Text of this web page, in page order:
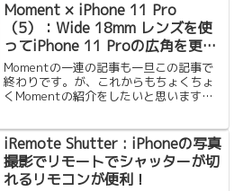
きました。 最初はネジで挟むタイプ。
● iPho...
Moment × iPhone 11 Pro
（5）：Wide 18mm レンズを使
ってiPhone 11 Proの広角を更に
広角で撮影
Momentの一連の記事も一旦この記事で
終わりです。が、これからもちょくちょ
くMomentの紹介をしたいと思います。
ありますが、なぜ買ったかというと、...
iRemote Shutter : iPhoneの写真
撮影でリモートでシャッターが切
れるリモコンが便利！